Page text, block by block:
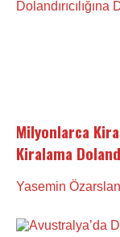
Milyonlarca
Kiralama
Yasemin Özarslan